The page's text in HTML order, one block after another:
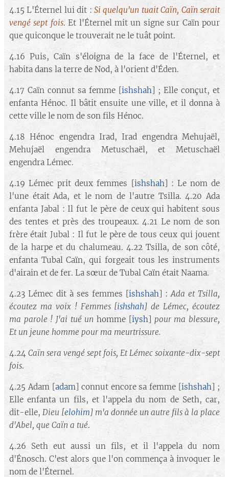
4.15 L'Éternel lui dit : Si quelqu'un tuait Caïn, Caïn serait
vengé sept fois. Et l'Éternel mit un signe sur Caïn pour
que quiconque le trouverait ne le tuât point.
4.16 Puis, Caïn s'éloigna de la face de l'Éternel, et
habita dans la terre de Nod, à l'orient d'Éden.
4.17 Caïn connut sa femme [ishshah] ; Elle conçut, et
enfanta Hénoc. Il bâtit ensuite une ville, et il donna à
cette ville le nom de son fils Hénoc.
4.18 Hénoc engendra Irad, Irad engendra Mehujaël,
Mehujaël engendra Metuschaël, et Metuschaël
engendra Lémec.
4.19 Lémec prit deux femmes [ishshah] : Le nom de
l'une était Ada, et le nom de l'autre Tsilla. 4.20 Ada
enfanta Jabal : Il fut le père de ceux qui habitent sous
des tentes et près des troupeaux. 4.21 Le nom de son
frère était Jubal : Il fut le père de tous ceux qui jouent
de la harpe et du chalumeau. 4.22 Tsilla, de son côté,
enfanta Tubal Caïn, qui forgeait tous les instruments
d'airain et de fer. La sœur de Tubal Caïn était Naama.
4.23 Lémec dit à ses femmes [ishshah] :Ada et Tsilla,
écoutez ma voix ! Femmes [ishshah]de Lémec, écoutez
ma parole ! J'ai tué unhomme [iysh] pour ma blessure,
Et un jeune homme pour ma meurtrissure.
4.24 Caïn sera vengé sept fois, Et Lémec soixante-dix-sept
fois.
4.25 Adam [adam] connut encore sa femme [ishshah] ;
Elle enfanta un fils, et l'appela du nom de Seth, car,
dit-elle, Dieu [elohim] m'a donnée un autre fils à la place
d'Abel, que Caïn a tué.
4.26 Seth eut aussi un fils, et il l'appela du nom
d'Énosch. C'est alors que l'on commença à invoquer le
nom de l'Éternel.